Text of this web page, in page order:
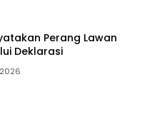
Perang Lawan
Deklarasi